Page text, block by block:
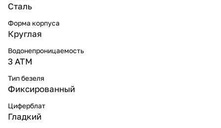
Сталь
Форма корпуса
Круглая
Водонепроницаемость
3 ATM
Тип безеля
Фиксированный
Циферблат
Гладкий